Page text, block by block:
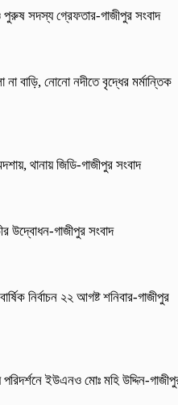
পুরুষ সদস্য গ্রেফতার-গাজীপুর সংবাদ
বাড়ি, নোনো নদীতে বৃদ্ধের মর্মান্তিক
থানায় জিডি-গাজীপুর সংবাদ
উদ্বোধন-গাজীপুর সংবাদ
নির্বাচন ২২ আগষ্ট শনিবার-গাজীপুর
ইউএনও মোঃ মহি উদ্দিন-